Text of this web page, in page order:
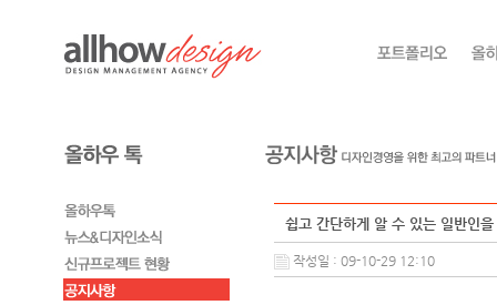
쉽고 간단하게 알 수 있는 일반인
작성일 : 09-10-29 12:10